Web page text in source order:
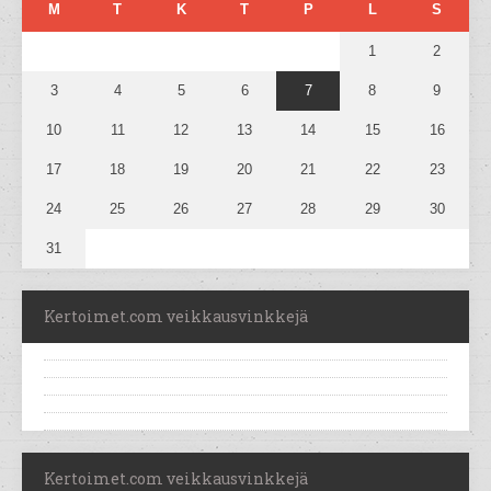
M T K T P L S
1 2
3 4 5 6 7 8 9
10 11 12 13 14 15 16
17 18 19 20 21 22 23
24 25 26 27 28 29 30
31
Kertoimet.com veikkausvinkkejä
Kertoimet.com veikkausvinkkejä